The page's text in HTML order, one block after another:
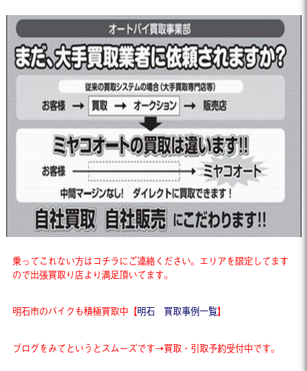
乗ってこれない方はコチラにご連絡ください。エリアを限定してます
ので出張買取り店より満足頂いてます。
明石市のバイクも積極買取中【明石 買取事例一覧】
ブログをみてというとスムーズです→買取・引取予約受付中です。